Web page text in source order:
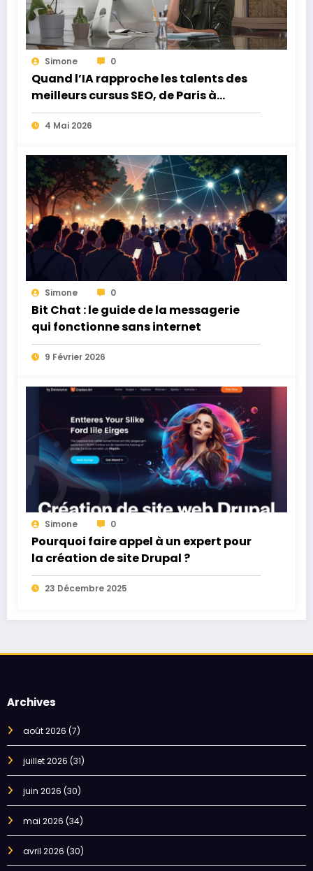
Simone 0
Quand l’IA rapproche les talents des
meilleurs cursus SEO, de Paris à
Montpellier
4 Mai 2026
Simone 0
Bit Chat : le guide de la messagerie
qui fonctionne sans internet
9 Février 2026
Simone 0
Pourquoi faire appel à un expert pour
la création de site Drupal ?
23 Décembre 2025
Archives
août 2026 (7)
juillet 2026 (31)
juin 2026 (30)
mai 2026 (34)
avril 2026 (30)